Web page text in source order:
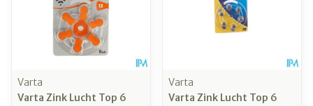
Varta
Varta Zink Lucht Top 6
Varta
Varta Zink Lucht Top 6